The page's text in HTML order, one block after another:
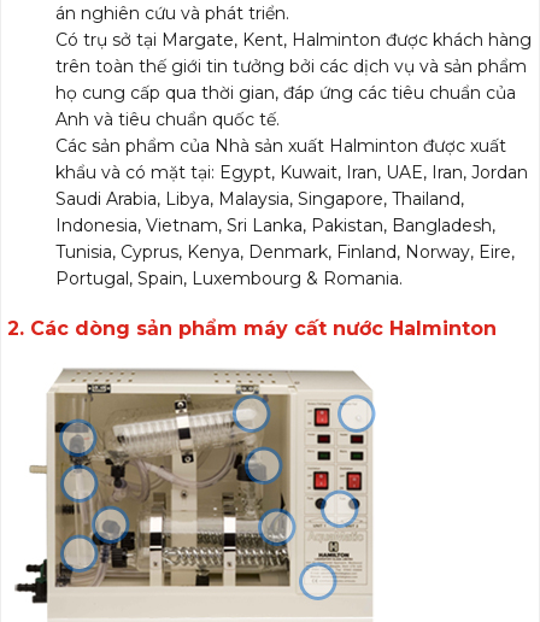
án nghiên cứu và phát triển.
Có trụ sở tại Margate, Kent, Halminton được khách hàng
trên toàn thế giới tin tưởng bởi các dịch vụ và sản phẩm
họ cung cấp qua thời gian, đáp ứng các tiêu chuẩn của
Anh và tiêu chuẩn quốc tế.
Các sản phẩm của Nhà sản xuất Halminton được xuất
khẩu và có mặt tại: Egypt, Kuwait, Iran, UAE, Iran, Jordan
Saudi Arabia, Libya, Malaysia, Singapore, Thailand,
Indonesia, Vietnam, Sri Lanka, Pakistan, Bangladesh,
Tunisia, Cyprus, Kenya, Denmark, Finland, Norway, Eire,
Portugal, Spain, Luxembourg & Romania.
2. Các dòng sản phẩm máy cất nước Halminton